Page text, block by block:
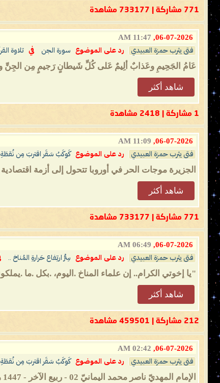
771 مشاركة | 733177 مشاهدة
06-07-2026,
11:47 AM
فتى يثرب حمزة العبيدي رد على الموضوع سورة الجن في تلاوة
عَامُ الجَحِيمِ وعَذابٌ ألِيمٌ عَلى كُلِّ شَيطانٍ رَجيمٍ مِن الجِنِّ والإنسِ
شاهد أكثر
1 مشاركة | 2418 مشاهدة
06-07-2026,
11:09 AM
فتى يثرب حمزة العبيدي رد على الموضوع كَوكَبُ سَقَر اقتربَ مِن نُقطَةِ
الجزيرة موجات الحر في أوروبا تتحول إلى أزمة
شاهد أكثر
771 مشاركة | 733177 مشاهدة
06-07-2026,
06:49 AM
فتى يثرب حمزة العبيدي رد على الموضوع سِرُّ ارتِفاع حَرارةِ المُناخ ..
"يا إخوتي الكرام.. إن علماء المناخ .اليوم، .بكل .ما
شاهد أكثر
212 مشاركة | 459501 مشاهدة
06-07-2026,
02:42 AM
فتى يثرب حمزة العبيدي رد على الموضوع كَوكَبُ سَقَر اقتربَ مِن نُقطَةِ
الإمام المهديّ ناصر محمد اليمانيّ 02 - ربيع الآخر - 1447 هـ 24 - 09 - 2025 مـ 05:49 صباحًا (بحسب التقويم الرسميّ لأمّ القُرى) ...